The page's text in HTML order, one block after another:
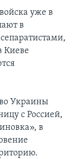
уже в
в
Киеве
Украины
с Россией,
в